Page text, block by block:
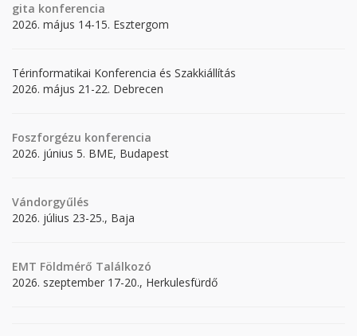
gita konferencia
2026. május 14-15. Esztergom
Térinformatikai Konferencia és Szakkiállítás
2026. május 21-22. Debrecen
Foszforgézu konferencia
2026. június 5. BME, Budapest
Vándorgyűlés
2026. július 23-25., Baja
EMT Földmérő Találkozó
2026. szeptember 17-20., Herkulesfürdő